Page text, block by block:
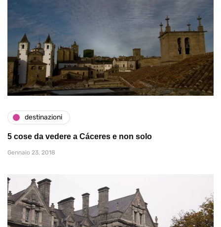
destinazioni
5 cose da vedere a Cáceres e non solo
Gennaio 23, 2018